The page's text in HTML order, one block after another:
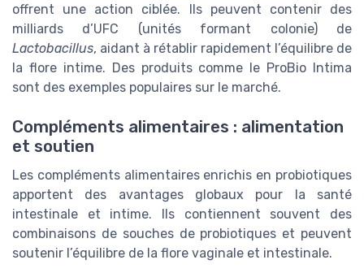
offrent une action ciblée. Ils peuvent contenir des
milliards d’UFC (unités formant colonie) de
Lactobacillus, aidant à rétablir rapidement l’équilibre de
la flore intime. Des produits comme le ProBio Intima
sont des exemples populaires sur le marché.
Compléments alimentaires : alimentation
et soutien
Les compléments alimentaires enrichis en probiotiques
apportent des avantages globaux pour la santé
intestinale et intime. Ils contiennent souvent des
combinaisons de souches de probiotiques et peuvent
soutenir l’équilibre de la flore vaginale et intestinale.